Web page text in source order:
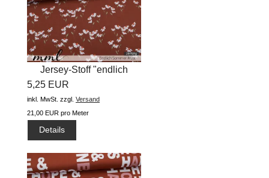
Jersey-Stoff "endlich
Sommer...
5,25 EUR
inkl. MwSt. zzgl. Versand
21,00 EUR pro Meter
Details